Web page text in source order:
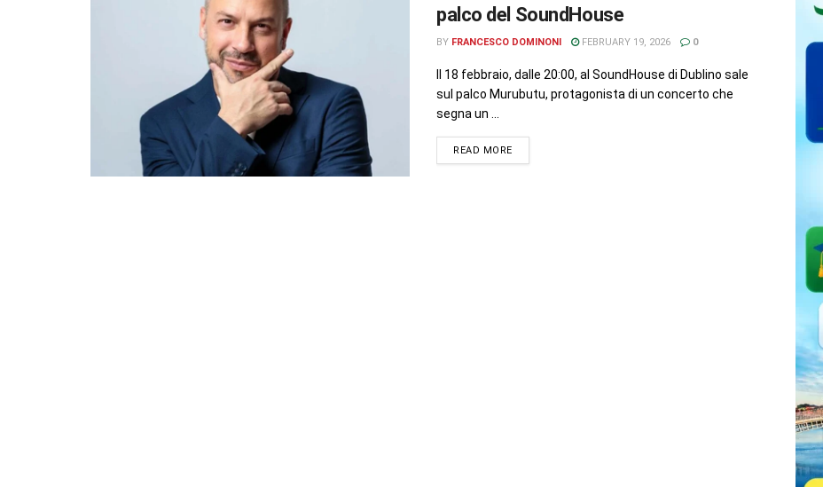
palco del SoundHouse
BY FRANCESCO DOMINONI FEBRUARY 19, 2026 0
Il 18 febbraio, dalle 20:00, al SoundHouse di Dublino sale
sul palco Murubutu, protagonista di un concerto che
segna un ...
READ MORE